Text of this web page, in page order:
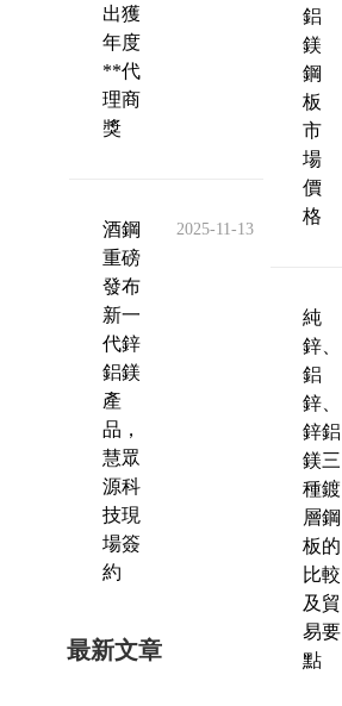
出獲
年度
**代
理商
獎
酒鋼
重磅
發布
新一
代鋅
鋁鎂
產
品，
慧眾
源科
技現
場簽
約
2025-11-13
最新文章
鋁
鎂
鋼
板
市
場
價
格
純
鋅、
鋁
鋅、
鋅鋁
鎂三
種鍍
層鋼
板的
比較
及貿
易要
點